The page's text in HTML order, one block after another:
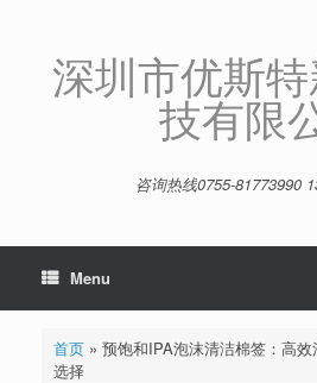
深圳市优斯
技有限
咨询热线0755-81773990
Menu
首页» 预饱和IPA泡沫清洁棉签：高
选择